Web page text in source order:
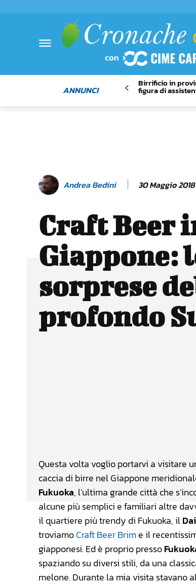
ANNUNCI
Birrificio in
figura di
Andrea Bedini 30 Maggio 2018
Craft Beer
Giappone:
sorprese
profondo
Questa volta voglio portarvi a visitare
caccia di birre nel Giappone
Fukuoka, l’ultima grande città che
alcune più semplici e familiari altre
il quartiere più trendy di Fukuoka, il
troviamoCraft Beer Brime il
giapponesi. Ed è proprio presso
spaziando su diversi stili, da una
melone. Durante la mia visita stavano